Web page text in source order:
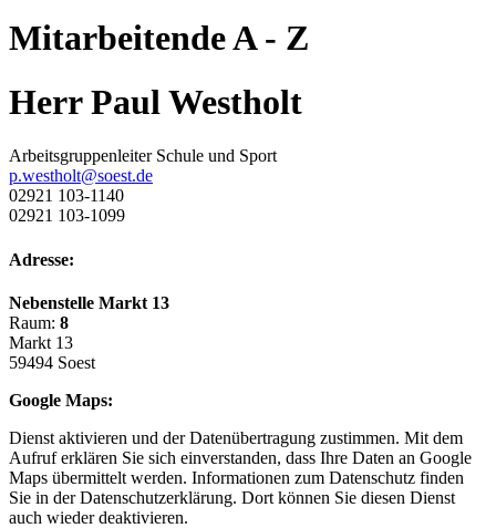
Mitarbeitende A - Z
Herr Paul Westholt
Arbeitsgruppenleiter Schule und Sport
p.westholt@soest.de
02921 103-1140
02921 103-1099
Adresse:
Nebenstelle Markt 13
Raum: 8
Markt 13
59494 Soest
Google Maps:
Dienst aktivieren und der Datenübertragung zustimmen. Mit dem
Aufruf erklären Sie sich einverstanden, dass Ihre Daten an Google
Maps übermittelt werden. Informationen zum Datenschutz finden
Sie in der Datenschutzerklärung. Dort können Sie diesen Dienst
auch wieder deaktivieren.